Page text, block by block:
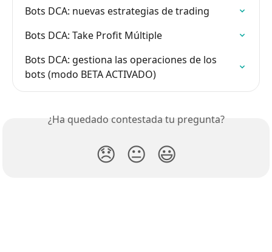
Bots DCA: nuevas estrategias de trading
Bots DCA: Take Profit Múltiple
Bots DCA: gestiona las operaciones de los
bots (modo BETA ACTIVADO)
¿Ha quedado contestada tu pregunta?
😞 😐 😃